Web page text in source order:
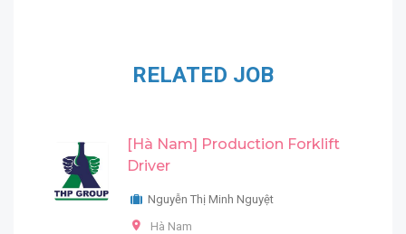
RELATED JOB
[Hà Nam] Production Forklift
Driver
Nguyễn Thị Minh Nguyệt
Hà Nam